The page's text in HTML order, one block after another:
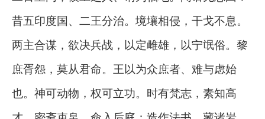
昔五印度国、二王分治。境壤相侵，干戈不息。
两主合谋，欲决兵战，以定雌雄，以宁氓俗。黎
庶胥怨，莫从君命。王以为众庶者、难与虑始
也。神可动物，权可立功。时有梵志，素知高